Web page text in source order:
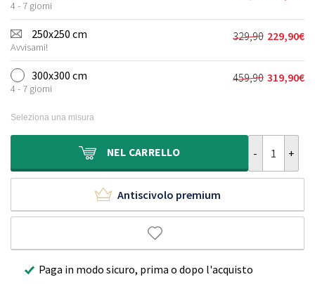
179,90€.
124,90€.
4 - 7 giorni
prezzo
originale
era:
209,90€.
prezzo
attuale
è:
149,90€.
250x250 cm
Avvisami!
329,90
Il
prezzo
originale
era:
229,90€
Il
prezzo
attuale
è:
300x300 cm
4 - 7 giorni
459,90
Il
459,90€.
319,90€
Il
319,90€.
Seleziona una misura
NEL CARRELLO
Antiscivolo premium
Paga in modo sicuro, prima o dopo l'acquisto